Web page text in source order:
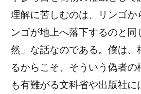
理解に苦しむのは、リンゴか
ンゴが地上へ落下するのと同
然」な話なのである。僕は、
るからこそ、そういう偽者
も有難がる文科省や出版社に